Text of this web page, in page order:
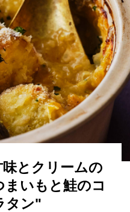
とクリームの
いもと鮭のコ
タン"